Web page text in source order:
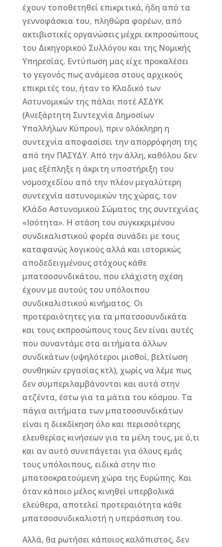
έχουν τοποθετηθεί επικριτικά, ήδη από τα
γεννοφάσκια του, πληθώρα φορέων, από
ακτιβιστικές οργανώσεις μέχρι εκπροσώπους
του Δικηγορικού Συλλόγου και της Νομικής
Υπηρεσίας. Εντύπωση μας είχε προκαλέσει
το γεγονός πως ανάμεσα στους αρχικούς
επικριτές του, ήταν το Κλαδικό των
Αστυνομικών της πάλαι ποτέ ΑΣΔΥΚ
(Ανεξάρτητη Συντεχνία Δημοσίων
Υπαλλήλων Κύπρου), πριν ολόκληρη η
συντεχνία αποφασίσει την απορρόφηση της
από την ΠΑΣΥΔΥ. Από την άλλη, καθόλου δεν
μας εξέπληξε η άκριτη υποστήριξη του
νομοσχεδίου από την πλέον μεγαλύτερη
συντεχνία αστυνομικών της χώρας, τον
Κλάδο Αστυνομικού Σώματος της συντεχνίας
«Ισότητα». Η στάση του συγκεκριμένου
συνδικαλιστικού φορέα συνάδει με τους
καταφανώς λογικούς αλλά και ιστορικώς
αποδεδειγμένους στόχους κάθε
μπατσοσυνδικάτου, που ελάχιστη σχέση
έχουν με αυτούς του υπόλοιπου
συνδικαλιστικού κινήματος. Οι
προτεραιότητες για τα μπατσοσυνδικάτα
και τους εκπροσώπους τους δεν είναι αυτές
που συναντάμε στα αιτήματα άλλων
συνδικάτων (υψηλότεροι μισθοί, βελτίωση
συνθηκών εργασίας κτλ), χωρίς να λέμε πως
δεν συμπεριλαμβάνονται και αυτά στην
ατζέντα, έστω για τα μάτια του κόσμου. Τα
πάγια αιτήματα των μπατσοσυνδικάτων
είναι η διεκδίκηση όλο και περισσότερης
ελευθερίας κινήσεων για τα μέλη τους, με ό,τι
και αν αυτό συνεπάγεται για όλους εμάς
τους υπόλοιπους, ειδικά στην πιο
μπατσοκρατούμενη χώρα της Ευρώπης. Και
όταν κάποιο μέλος κινηθεί υπερβολικά
ελεύθερα, αποτελεί προτεραιότητα κάθε
μπατσοσυνδικαλιστή η υπεράσπιση του.
Αλλά, θα ρωτήσει κάποιος καλόπιστος, δεν